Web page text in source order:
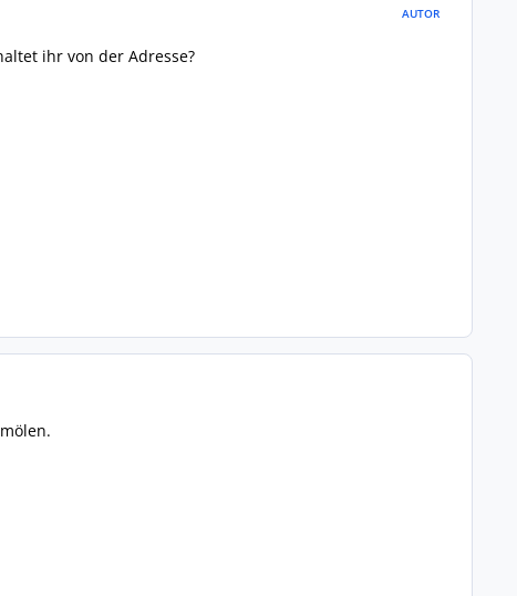
AUTOR
ihr von der Adresse?